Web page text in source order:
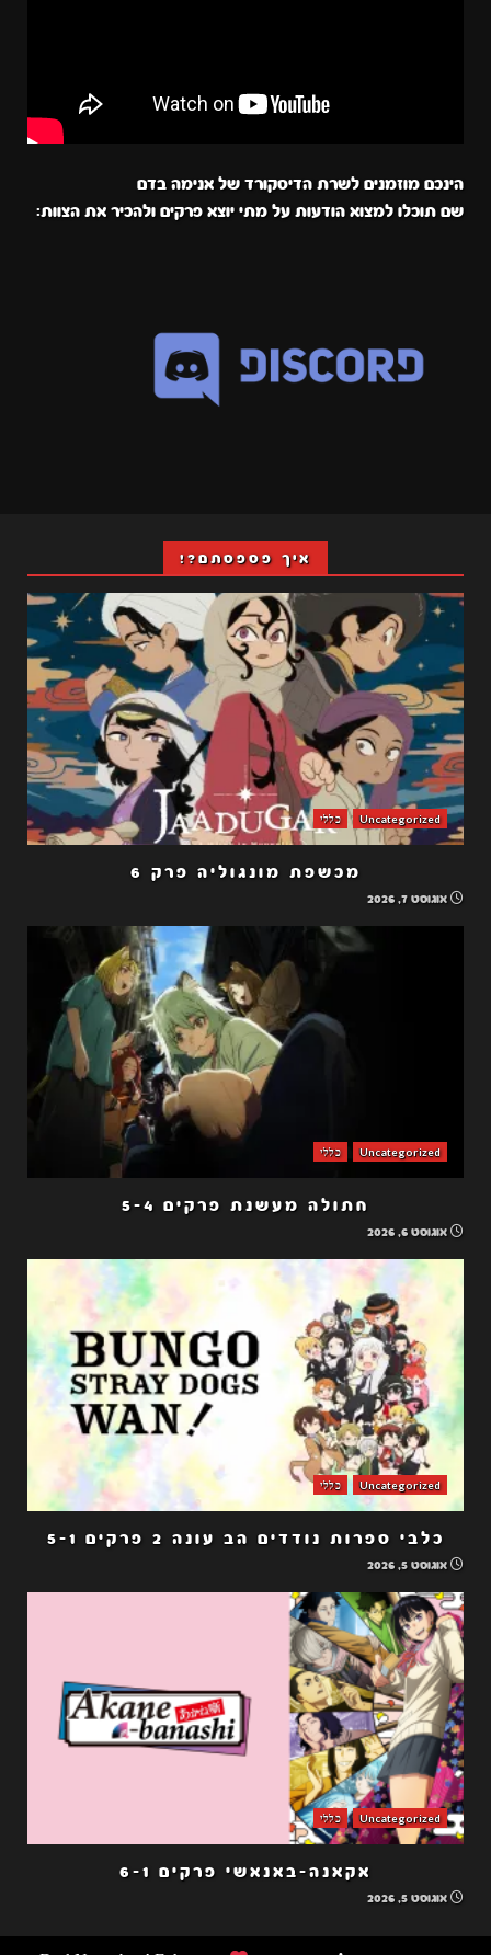
הינכם מוזמנים לשרת הדיסקורד של אנימה בדם
שם תוכלו למצוא הודעות על מתי יוצא פרקים ולהכיר את הצוות:
איך פספסתם?!
Uncategorized כללי
מכשפת מונגוליה פרק 6
אוגוסט 7, 2026
Uncategorized כללי
חתולה מעשנת פרקים 5-4
אוגוסט 6, 2026
Uncategorized כללי
כלבי ספרות נודדים הב עונה 2 פרקים 5-1
אוגוסט 5, 2026
Uncategorized כללי
אקאנה-באנאשי פרקים 6-1
אוגוסט 5, 2026